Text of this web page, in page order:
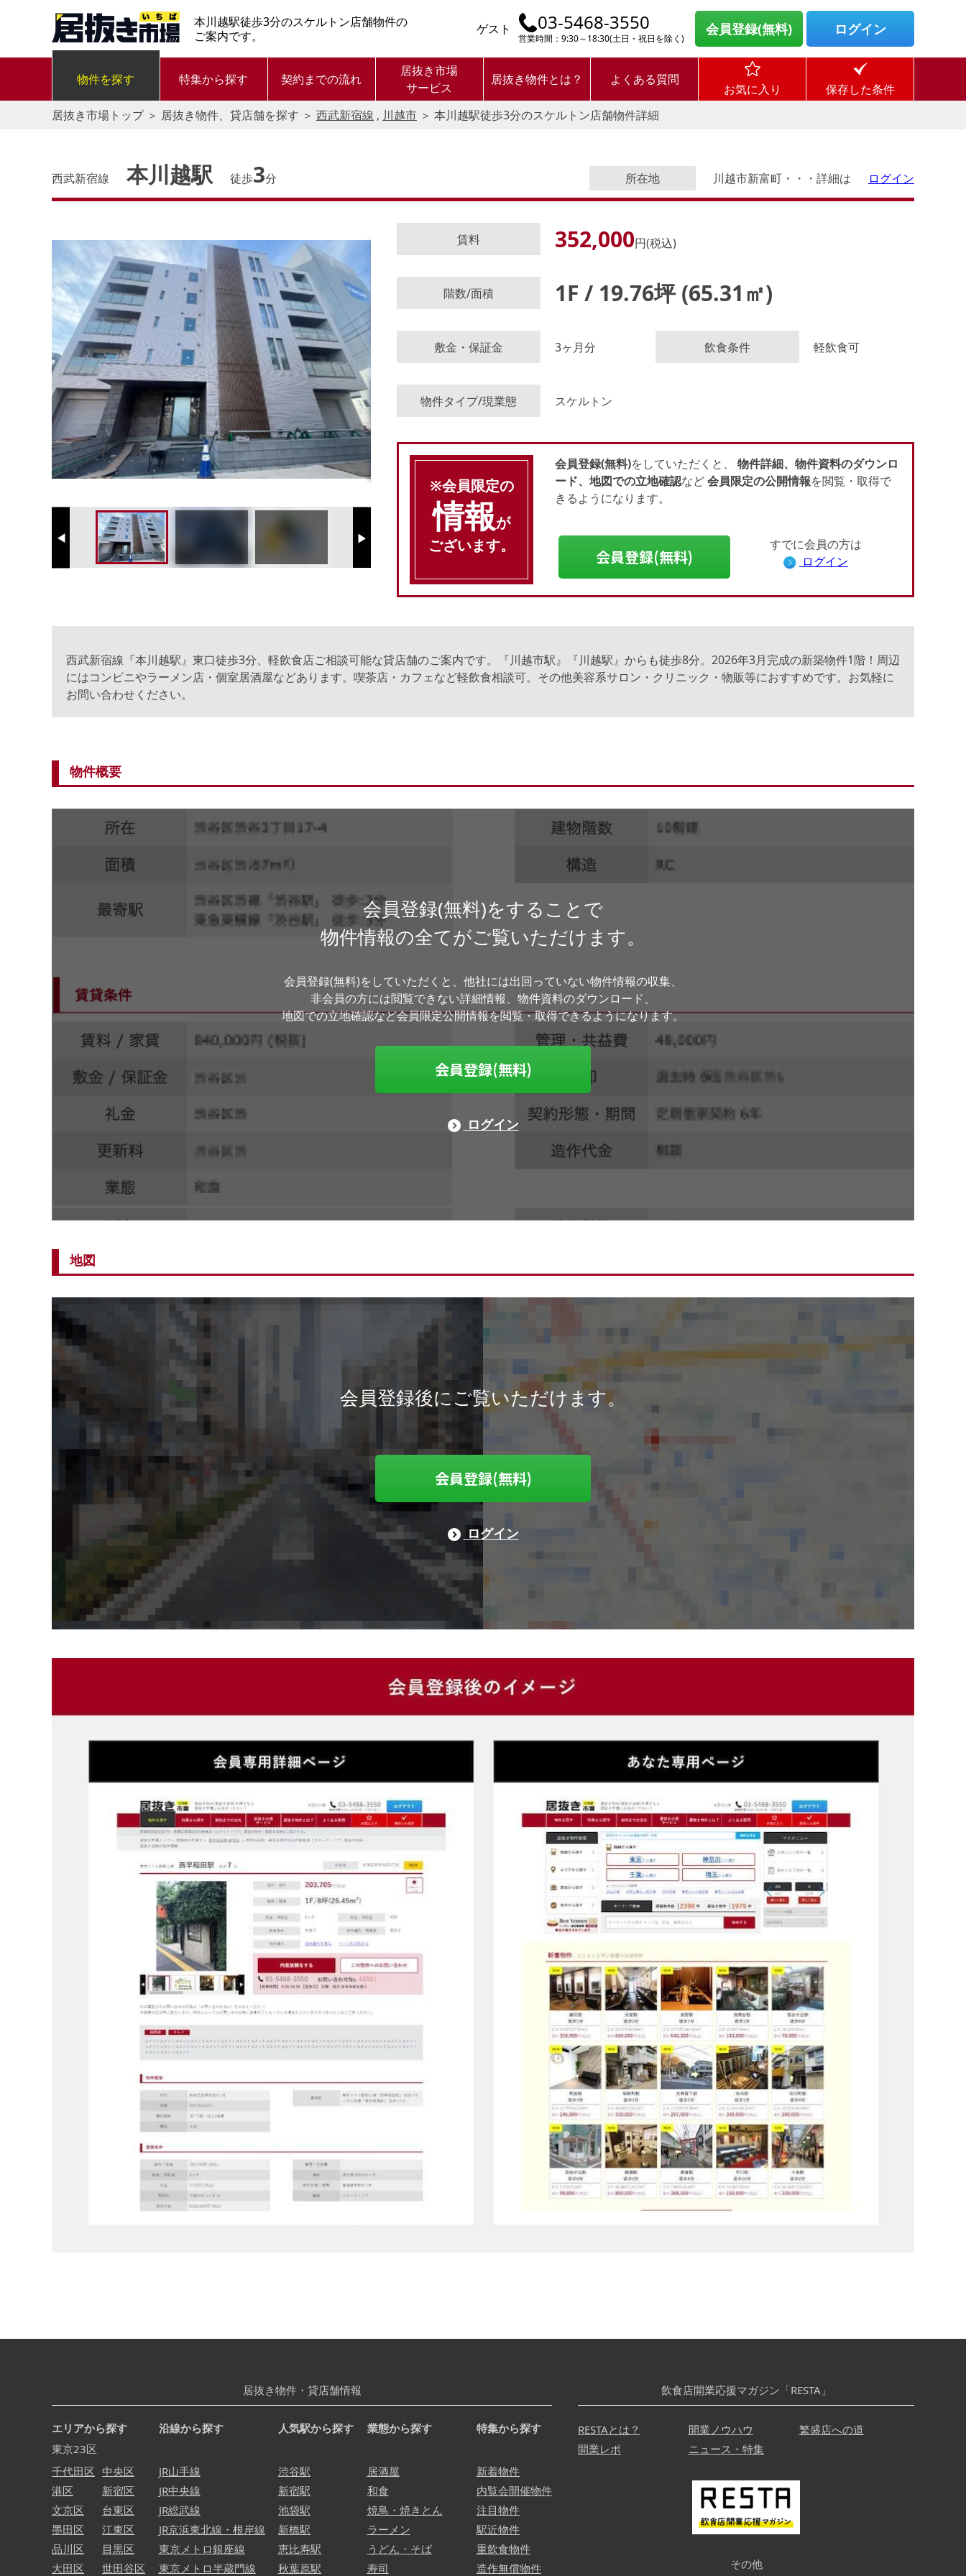
本川越駅徒歩3分のスケルトン店舗物件の
ご案内です。
ゲスト 03-5468-3550
営業時間：9:30～18:30(土日・祝日を除く)
会員登録(無料) ログイン
物件を探す 特集から探す 契約までの流れ
居抜き市場
サービス
居抜き物件とは？ よくある質問
お気に入り
保存した条件
居抜き市場トップ＞ 居抜き物件、貸店舗を探す ＞ 西武新宿線 , 川越市 ＞ 本川越駅徒歩3分のスケルトン店舗物件詳細
西武新宿線 本川越駅 徒歩3分 所在地 川越市新富町・・・詳細は ログイン
ログイン後に
物件情報の全てがご覧いただけます。
Previous Next
賃料 352,000円(税込)
階数/面積 1F / 19.76坪 (65.31㎡)
敷金・保証金 3ヶ月分 飲食条件 軽飲食可
物件タイプ/現業態 スケルトン
※会員限定の
情報が
ございます。
会員登録(無料)をしていただくと、物件詳細、物件資料のダウンロ
ード、地図での立地確認など会員限定の公開情報を閲覧・取得で
きるようになります。
会員登録(無料)
すでに会員の方は
ログイン
西武新宿線『本川越駅』東口徒歩3分、軽飲食店ご相談可能な貸店舗のご案内です。『川越市駅』『川越駅』からも徒歩8分。2026年3月完成の新築物件1階！周辺
にはコンビニやラーメン店・個室居酒屋などあります。喫茶店・カフェなど軽飲食相談可。その他美容系サロン・クリニック・物販等におすすめです。お気軽に
お問い合わせください。
物件概要
会員登録(無料)をすることで
物件情報の全てがご覧いただけます。
会員登録(無料)をしていただくと、他社には出回っていない物件情報の収集、
非会員の方には閲覧できない詳細情報、物件資料のダウンロード、
地図での立地確認など会員限定公開情報を閲覧・取得できるようになります。
会員登録(無料)
ログイン
地図
会員登録後にご覧いただけます。
会員登録(無料)
ログイン
居抜き物件・貸店舗情報
エリアから探す
東京23区
千代田区
港区
文京区
墨田区
品川区
大田区
中央区
新宿区
台東区
江東区
目黒区
世田谷区
沿線から探す
JR山手線
JR中央線
JR総武線
JR京浜東北線・根岸線
東京メトロ銀座線
東京メトロ半蔵門線
人気駅から探す
渋谷駅
新宿駅
池袋駅
新橋駅
恵比寿駅
秋葉原駅
業態から探す
居酒屋
和食
焼鳥・焼きとん
ラーメン
うどん・そば
寿司
特集から探す
新着物件
内覧会開催物件
注目物件
駅近物件
重飲食物件
造作無償物件
飲食店開業応援マガジン「RESTA」
RESTAとは？ 開業ノウハウ
繁盛店への道
開業レポ
ニュース・特集
その他